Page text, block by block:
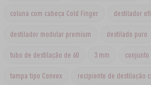
coluna com cabeça Cold Finger destilador
destilador modular premium destilado puro
tubo de destilação de 60 3 mm
tampa tipo Convex recipiente de destilação